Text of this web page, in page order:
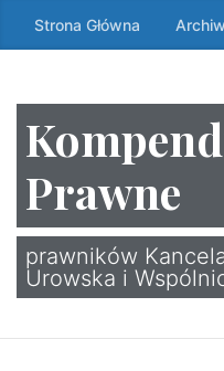
Przeskocz
do
↷
Strona Główna
Prawne
prawników
Urowska i